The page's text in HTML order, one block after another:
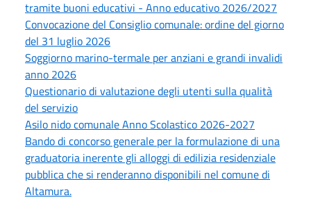
tramite buoni educativi - Anno educativo 2026/2027
Convocazione del Consiglio comunale: ordine del giorno
del 31 luglio 2026
Soggiorno marino-termale per anziani e grandi invalidi
anno 2026
Questionario di valutazione degli utenti sulla qualità
del servizio
Asilo nido comunale Anno Scolastico 2026-2027
Bando di concorso generale per la formulazione di una
graduatoria inerente gli alloggi di edilizia residenziale
pubblica che si renderanno disponibili nel comune di
Altamura.